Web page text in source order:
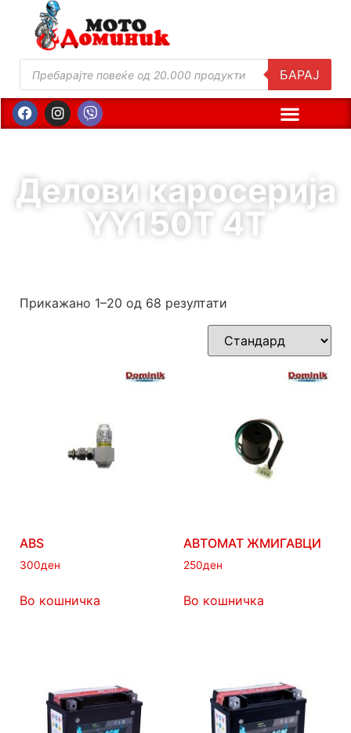
БАРАЈ
Делови каросерија
YY150T 4T
Прикажано 1–20 од 68 резултати
ABS
300ден
Во кошничка
АВТОМАТ ЖМИГАВЦИ
250ден
Во кошничка